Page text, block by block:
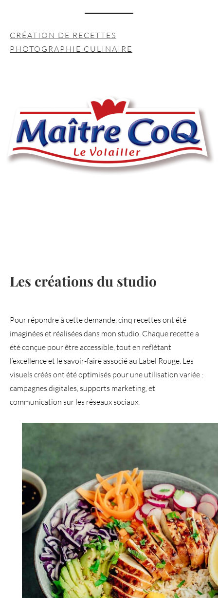
CRÉATION DE RECETTES
PHOTOGRAPHIE CULINAIRE
Les créations du studio
Pour répondre à cette demande, cinq recettes ont été
imaginées et réalisées dans mon studio. Chaque recette a
été conçue pour être accessible, tout en reflétant
l’excellence et le savoir-faire associé au Label Rouge. Les
visuels créés ont été optimisés pour une utilisation variée :
campagnes digitales, supports marketing, et
communication sur les réseaux sociaux.